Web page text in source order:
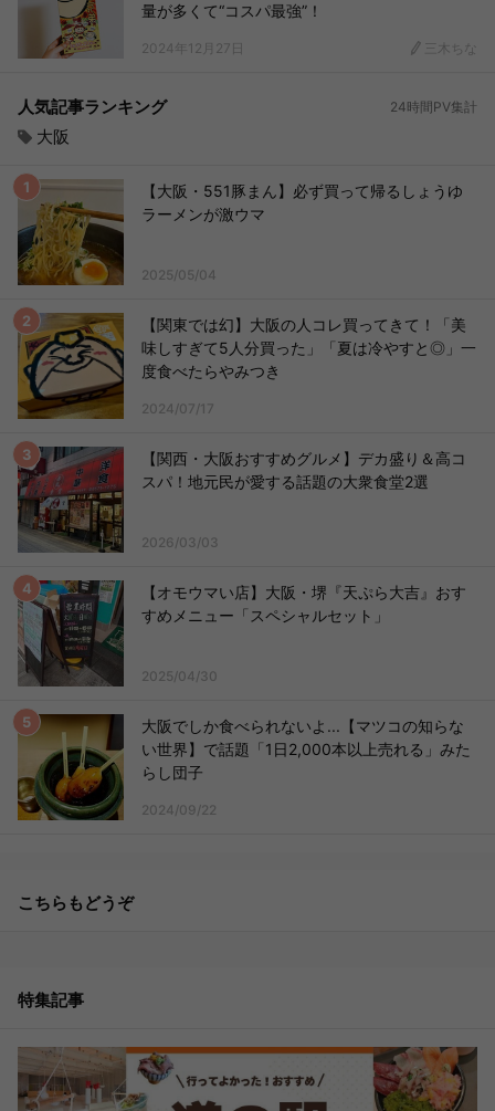
量が多くて“コスパ最強”！
2024年12月27日 三木ちな
人気記事ランキング 24時間PV集計
大阪
【大阪・551豚まん】必ず買って帰るしょうゆ
ラーメンが激ウマ
2025/05/04
【関東では幻】大阪の人コレ買ってきて！「美
味しすぎて5人分買った」「夏は冷やすと◎」一
度食べたらやみつき
2024/07/17
【関西・大阪おすすめグルメ】デカ盛り＆高コ
スパ！地元民が愛する話題の大衆食堂2選
2026/03/03
【オモウマい店】大阪・堺『天ぷら大吉』おす
すめメニュー「スペシャルセット」
2025/04/30
大阪でしか食べられないよ...【マツコの知らな
い世界】で話題「1日2,000本以上売れる」みた
らし団子
2024/09/22
こちらもどうぞ
特集記事